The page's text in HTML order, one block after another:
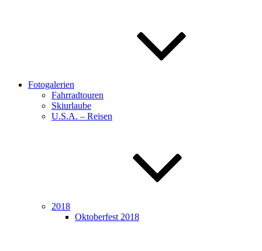
Fotogalerien
Fahrradtouren
Skiurlaube
U.S.A. – Reisen
2018
Oktoberfest 2018